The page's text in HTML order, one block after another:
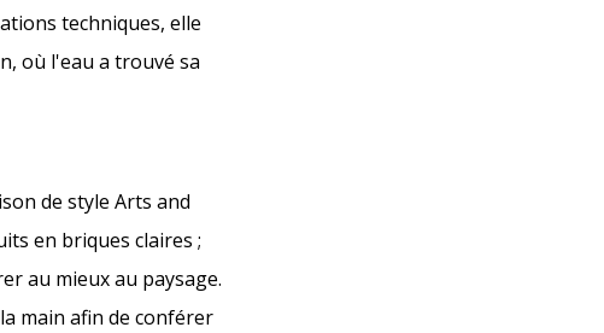
techniques, elle
où l'eau a trouvé sa
de style Arts and
en briques claires ;
au mieux au paysage.
main afin de conférer